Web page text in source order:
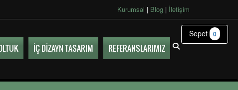
Kurumsal | Blog | İletişim
İÇ DİZAYN TASARIM REFERANSLARIMIZ
Sepet 0